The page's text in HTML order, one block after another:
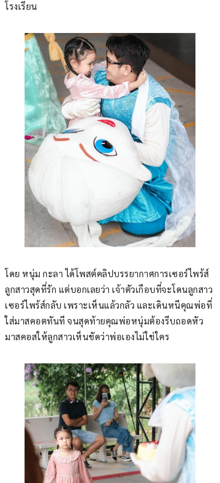
โรงเรียน
โดย หนุ่ม กะลา ได้โพสต์คลิปบรรยากาศการเซอร์ไพร้ส์
ลูกสาวสุดที่รัก แต่บอกเลยว่า เจ้าตัวเกือบที่จะโดนลูกสาว
เซอร์ไพร้ส์กลับ เพราะเห็นแล้วกลัว และเดินหนีคุณพ่อที่
ใส่มาสคอตทันที จนสุดท้ายคุณพ่อหนุ่มต้องรีบถอดหัว
มาสคอสให้ลูกสาวเห็นชัดว่าพ่อเองไม่ใช่ใคร